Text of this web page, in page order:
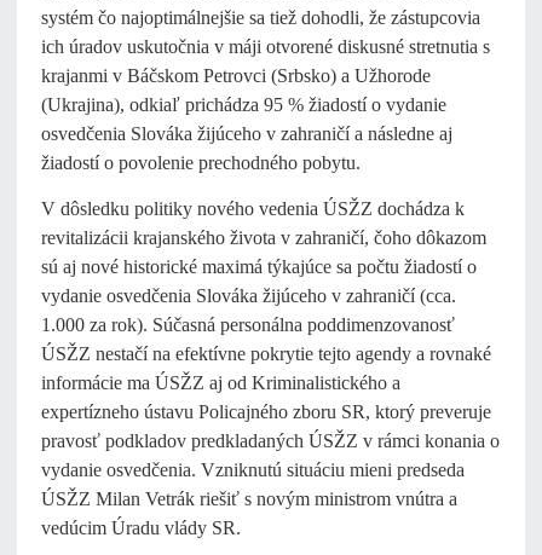
systém čo najoptimálnejšie sa tiež dohodli, že zástupcovia
ich úradov uskutočnia v máji otvorené diskusné stretnutia s
krajanmi v Báčskom Petrovci (Srbsko) a Užhorode
(Ukrajina), odkiaľ prichádza 95 % žiadostí o vydanie
osvedčenia Slováka žijúceho v zahraničí a následne aj
žiadostí o povolenie prechodného pobytu.
V dôsledku politiky nového vedenia ÚSŽZ dochádza k
revitalizácii krajanského života v zahraničí, čoho dôkazom
sú aj nové historické maximá týkajúce sa počtu žiadostí o
vydanie osvedčenia Slováka žijúceho v zahraničí (cca.
1.000 za rok). Súčasná personálna poddimenzovanosť
ÚSŽZ nestačí na efektívne pokrytie tejto agendy a rovnaké
informácie ma ÚSŽZ aj od Kriminalistického a
expertízneho ústavu Policajného zboru SR, ktorý preveruje
pravosť podkladov predkladaných ÚSŽZ v rámci konania o
vydanie osvedčenia. Vzniknutú situáciu mieni predseda
ÚSŽZ Milan Vetrák riešiť s novým ministrom vnútra a
vedúcim Úradu vlády SR.